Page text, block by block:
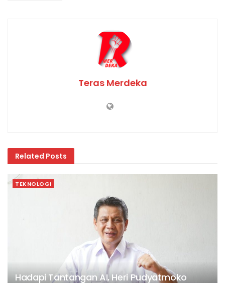
Teras Merdeka
Related Posts
TEKNOLOGI
Hadapi Tantangan AI, Heri Pudyatmoko